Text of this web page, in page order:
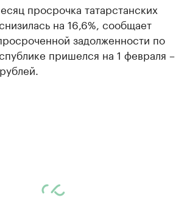
просрочка татарстанских
на 16,6%, сообщает
задолженности по
пришелся на 1 февраля –